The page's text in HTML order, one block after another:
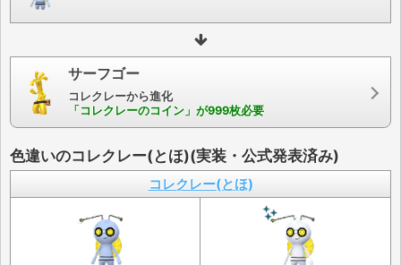
サーフゴー
コレクレーから進化
「コレクレーのコイン」が999枚必要
色違いのコレクレー(とほ)(実装・公式発表済み)
コレクレー(とほ)